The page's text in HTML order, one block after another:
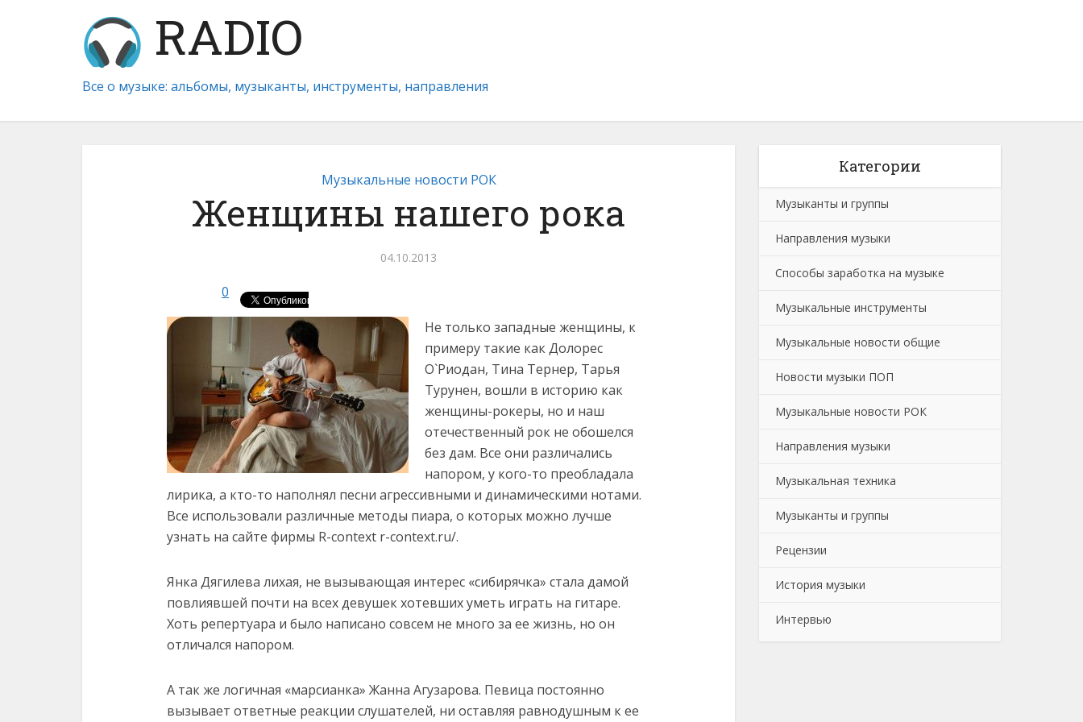
RADIO
Все о музыке: альбомы, музыканты, инструменты, направления
Музыкальные новости РОК
Женщины нашего рока
04.10.2013
0
Не только западные женщины, к
примеру такие как Долорес
О`Риодан, Тина Тернер, Тарья
Турунен, вошли в историю как
женщины-рокеры, но и наш
отечественный рок не обошелся
без дам. Все они различались
напором, у кого-то преобладала
лирика, а кто-то наполнял песни агрессивными и динамическими нотами.
Все использовали различные методы пиара, о которых можно лучше
узнать на сайте фирмы R-context r-context.ru/.
Янка Дягилева лихая, не вызывающая интерес «сибирячка» стала дамой
повлиявшей почти на всех девушек хотевших уметь играть на гитаре.
Хоть репертуара и было написано совсем не много за ее жизнь, но он
отличался напором.
А так же логичная «марсианка» Жанна Агузарова. Певица постоянно
вызывает ответные реакции слушателей, ни оставляя равнодушным к ее
Категории
Музыканты и группы
Направления музыки
Способы заработка на музыке
Музыкальные инструменты
Музыкальные новости общие
Новости музыки ПОП
Музыкальные новости РОК
Направления музыки
Музыкальная техника
Музыканты и группы
Рецензии
История музыки
Интервью